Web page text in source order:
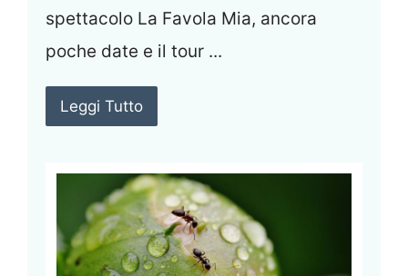
spettacolo La Favola Mia, ancora
poche date e il tour ...
Leggi Tutto